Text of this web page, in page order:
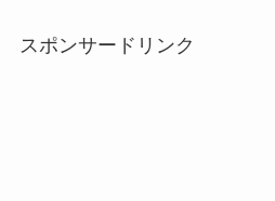
スポンサードリンク